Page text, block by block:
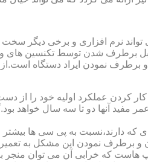
نرم افزاری و برخی دیگر
برطرف شدن توسط تکنسین های
و برطرف نمودن ایراد دستگاه
عملکرد اولیه خود را از دست
عمر مفید آنها دو تا سه سال
دارند،نسبت به پی سی ها
نمودن این مشکل به
که خرابی آن می توان